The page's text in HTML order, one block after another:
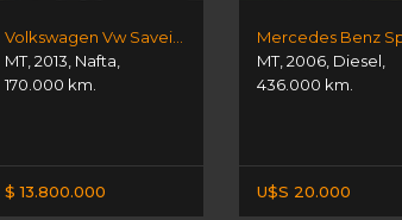
Volkswagen Vw Saveiro 2013
MT,2013, Nafta,
170.000 km.
$ 13.800.000
MT,2006, Diesel,
436.000 km.
U$S 20.000